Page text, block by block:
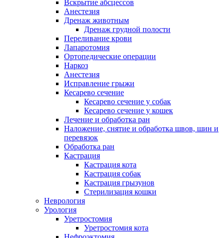
Вскрытие абсцессов
Анестезия
Дренаж животным
Дренаж грудной полости
Переливание крови
Лапаротомия
Ортопедические операции
Наркоз
Анестезия
Исправление грыжи
Кесарево сечение
Кесарево сечение у собак
Кесарево сечение у кошек
Лечение и обработка ран
Наложение, снятие и обработка швов, шин и
перевязок
Обработка ран
Кастрация
Кастрация кота
Кастрация собак
Кастрация грызунов
Стерилизация кошки
Неврология
Урология
Уретростомия
Уретростомия кота